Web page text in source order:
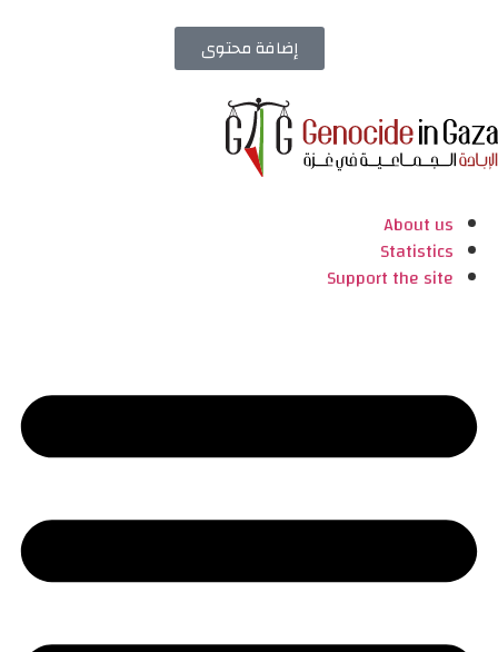
إضافة محتوى
About us
Statistics
Support the site